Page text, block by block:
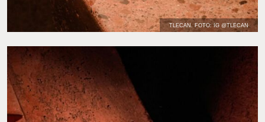
TLECAN. FOTO: IG @TLECAN